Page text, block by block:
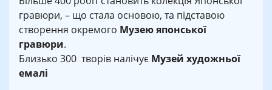
гравюри, – що стала основою, та підставою
створення окремого Музею японської
гравюри.
Близько 300 творів налічує Музей художньої
емалі